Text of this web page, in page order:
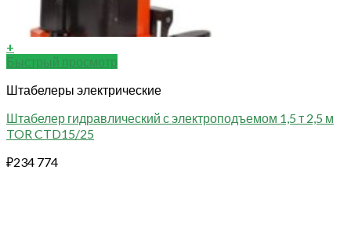
+
Быстрый просмотр
Штабелеры электрические
Штабелер гидравлический с электроподъемом 1,5 т 2,5 м
TOR CTD15/25
₽234 774